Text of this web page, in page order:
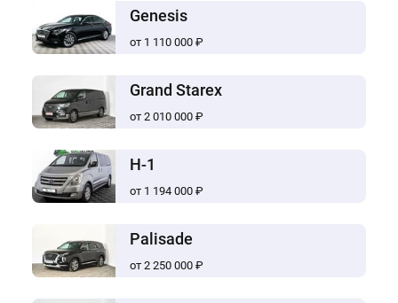
Genesis
от 1 110 000 ₽
Grand Starex
от 2 010 000 ₽
H-1
от 1 194 000 ₽
Palisade
от 2 250 000 ₽